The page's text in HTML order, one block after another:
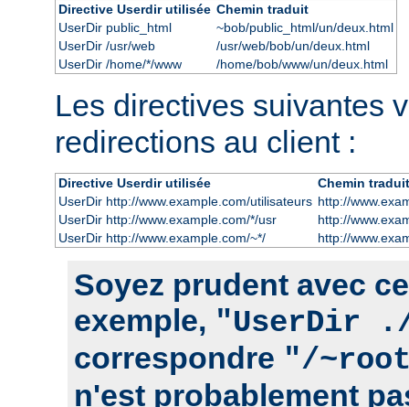
Directive Userdir utilisée Chemin traduit
UserDir public_html
~bob/public_html/un/deux.html
UserDir /usr/web
/usr/web/bob/un/deux.html
UserDir /home/*/www
/home/bob/www/un/deux.html
Les directives suivantes
redirections au client :
Directive Userdir utilisée
Chemin traduit
UserDir http://www.example.com/utilisateurs http://
UserDir http://www.example.com/*/usr
http://
UserDir http://www.example.com/~*/
http://
Soyez prudent avec
exemple, "UserDir
correspondre "/
n'est probablement